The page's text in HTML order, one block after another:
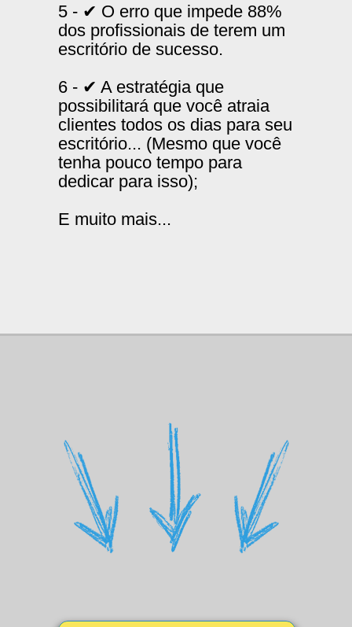
5 - ✔ O erro que impede 88%
dos profissionais de terem um
escritório de sucesso.
6 - ✔ A estratégia que
possibilitará que você atraia
clientes todos os dias para seu
escritório... (Mesmo que você
tenha pouco tempo para
dedicar para isso);
E muito mais...